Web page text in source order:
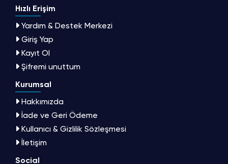
Hızlı Erişim
Yardım & Destek Merkezi
Giriş Yap
Kayıt Ol
Şifremi unuttum
Kurumsal
Hakkımızda
İade ve Geri Ödeme
Kullanıcı & Gizlilik Sözleşmesi
İletişim
Social